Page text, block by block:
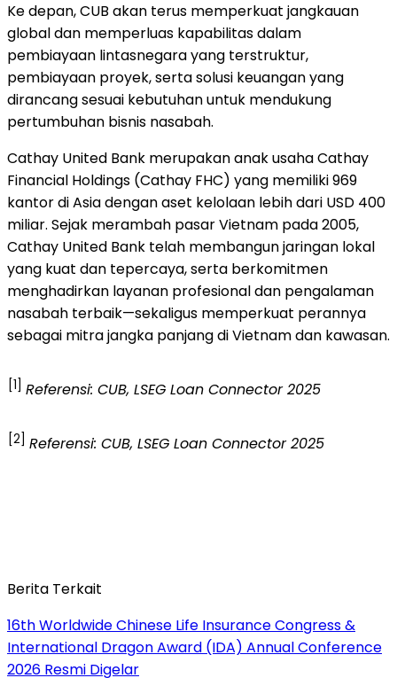
Ke depan, CUB akan terus memperkuat jangkauan
global dan memperluas kapabilitas dalam
pembiayaan lintasnegara yang terstruktur,
pembiayaan proyek, serta solusi keuangan yang
dirancang sesuai kebutuhan untuk mendukung
pertumbuhan bisnis nasabah.
Cathay United Bank merupakan anak usaha Cathay
Financial Holdings (Cathay FHC) yang memiliki 969
kantor di Asia dengan aset kelolaan lebih dari USD 400
miliar. Sejak merambah pasar Vietnam pada 2005,
Cathay United Bank telah membangun jaringan lokal
yang kuat dan tepercaya, serta berkomitmen
menghadirkan layanan profesional dan pengalaman
nasabah terbaik—sekaligus memperkuat perannya
sebagai mitra jangka panjang di Vietnam dan kawasan.
[1] Referensi: CUB, LSEG Loan Connector 2025
[2] Referensi: CUB, LSEG Loan Connector 2025
Berita Terkait
16th Worldwide Chinese Life Insurance Congress &
International Dragon Award (IDA) Annual Conference
2026 Resmi Digelar